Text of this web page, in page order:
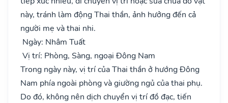
này, tránh làm động Thai thần, ảnh hưởng đến cả
người mẹ và thai nhi.
Ngày: Nhâm Tuất
Vị trí: Phòng, Sàng, ngoại Đông Nam
Trong ngày này, vị trí của Thai thần ở hướng Đông
Nam phía ngoài phòng và giường ngủ của thai phụ.
Do đó, không nên dịch chuyển vị trí đồ đạc, tiến